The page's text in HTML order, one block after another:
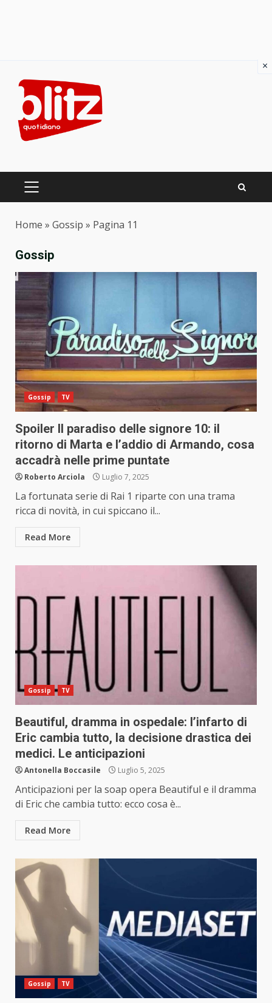
content
PRIMARY
Home » Gossip » Pagina 11
Gossip
Gossip TV
Spoiler Il paradiso delle signore 10: il
ritorno di Marta e l’addio di Armando, cosa
accadrà nelle prime puntate
Roberto Arciola Luglio 7, 2025
La fortunata serie di Rai 1 riparte con una trama
ricca di novità, in cui spiccano il...
Read More
Gossip TV
Beautiful, dramma in ospedale: l’infarto di
Eric cambia tutto, la decisione drastica dei
medici. Le anticipazioni
Antonella Boccasile Luglio 5, 2025
Anticipazioni per la soap opera Beautiful e il dramma
di Eric che cambia tutto: ecco cosa è...
Read More
Gossip TV
×